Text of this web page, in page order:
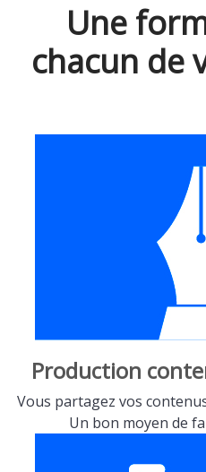
Une
chacun de
Production
Vous partagez vos
Un bon moyen de